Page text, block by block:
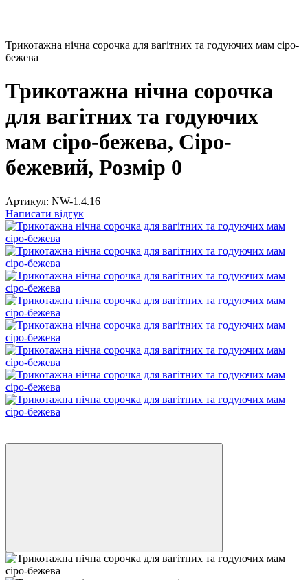
Трикотажна нічна сорочка для вагітних та годуючих мам сіро-
бежева
Трикотажна нічна сорочка
для вагітних та годуючих
мам сіро-бежева, Сіро-
бежевий, Розмір 0
Артикул: NW-1.4.16
Написати відгук